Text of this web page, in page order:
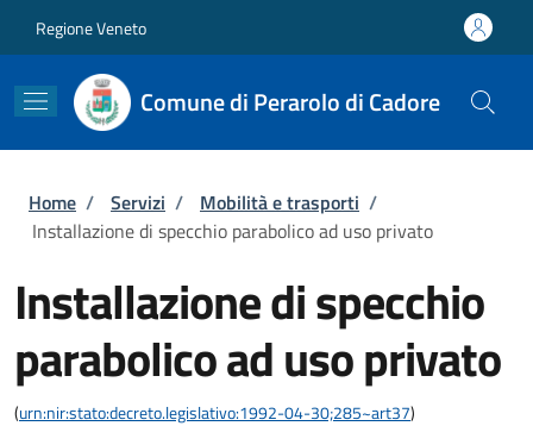
Regione Veneto
Comune di Perarolo di Cadore
Briciole di pane
Home / Servizi / Mobilità e trasporti /
Installazione di specchio parabolico ad uso privato
Installazione di specchio
parabolico ad uso privato
(urn:nir:stato:decreto.legislativo:1992-04-30;285~art37)